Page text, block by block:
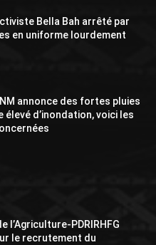
Bella Bah arrêté par
en uniforme lourdement
annonce des fortes pluies
élevé d’inondation, voici les
l’Agriculture-PDRIRHFG
le recrutement du